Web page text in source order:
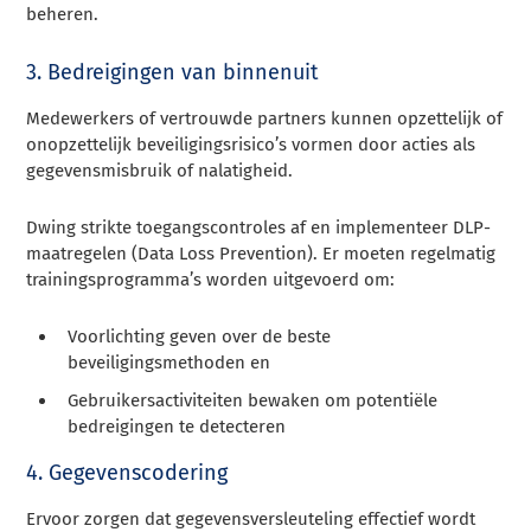
beheren.
3. Bedreigingen van binnenuit
Medewerkers of vertrouwde partners kunnen opzettelijk of
onopzettelijk beveiligingsrisico’s vormen door acties als
gegevensmisbruik of nalatigheid.
Dwing strikte toegangscontroles af en implementeer DLP-
maatregelen (Data Loss Prevention). Er moeten regelmatig
trainingsprogramma’s worden uitgevoerd om:
Voorlichting geven over de beste
beveiligingsmethoden en
Gebruikersactiviteiten bewaken om potentiële
bedreigingen te detecteren
4. Gegevenscodering
Ervoor zorgen dat gegevensversleuteling effectief wordt